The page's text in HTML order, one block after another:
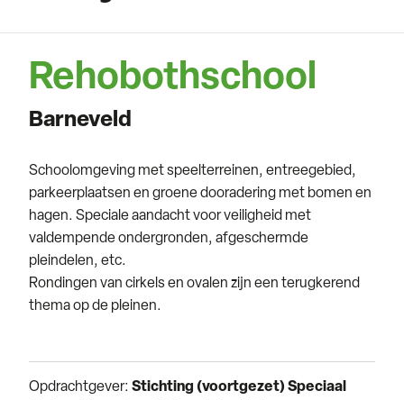
Rehobothschool
Barneveld
Schoolomgeving met speelterreinen, entreegebied,
parkeerplaatsen en groene dooradering met bomen en
hagen. Speciale aandacht voor veiligheid met
valdempende ondergronden, afgeschermde
pleindelen, etc.
Rondingen van cirkels en ovalen zijn een terugkerend
thema op de pleinen.
Opdrachtgever: Stichting (voortgezet) Speciaal